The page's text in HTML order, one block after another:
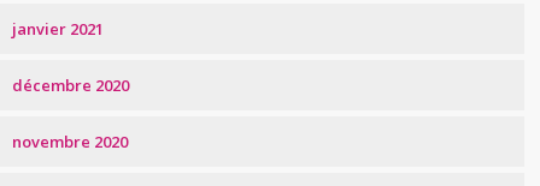
janvier 2021
décembre 2020
novembre 2020